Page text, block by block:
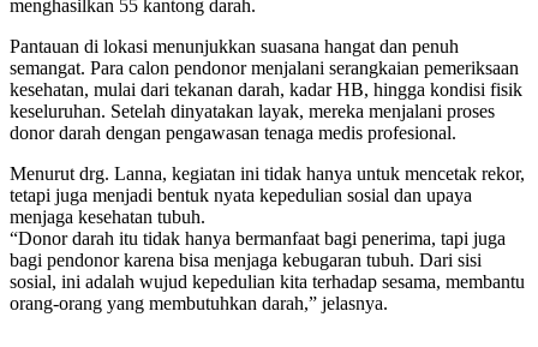
menghasilkan 55 kantong darah.
Pantauan di lokasi menunjukkan suasana hangat dan penuh
semangat. Para calon pendonor menjalani serangkaian pemeriksaan
kesehatan, mulai dari tekanan darah, kadar HB, hingga kondisi fisik
keseluruhan. Setelah dinyatakan layak, mereka menjalani proses
donor darah dengan pengawasan tenaga medis profesional.
Menurut drg. Lanna, kegiatan ini tidak hanya untuk mencetak rekor,
tetapi juga menjadi bentuk nyata kepedulian sosial dan upaya
menjaga kesehatan tubuh.
“Donor darah itu tidak hanya bermanfaat bagi penerima, tapi juga
bagi pendonor karena bisa menjaga kebugaran tubuh. Dari sisi
sosial, ini adalah wujud kepedulian kita terhadap sesama, membantu
orang-orang yang membutuhkan darah,” jelasnya.